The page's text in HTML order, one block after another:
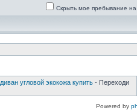
Скрыть мое пребывание
диван угловой экокожа купить - Переходи
Powered by